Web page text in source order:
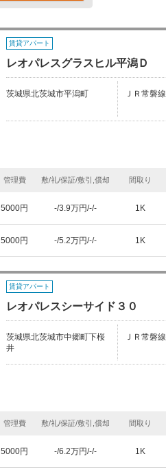
賃貸アパート
レオパレスグラスヒル平潟Ｄ
茨城県北茨城市平潟町 ＪＲ常磐
管理費 敷/礼/保証/敷引,償却 間取り
5000円 -/3.9万円/-/- 1K
5000円 -/5.2万円/-/- 1K
賃貸アパート
レオパレスシーサイド３０
茨城県北茨城市中郷町下桜
井
ＪＲ常磐
管理費 敷/礼/保証/敷引,償却 間取り
5000円 -/6.2万円/-/- 1K